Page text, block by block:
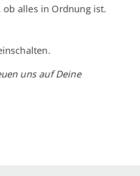
alles in Ordnung ist.
uns auf Deine